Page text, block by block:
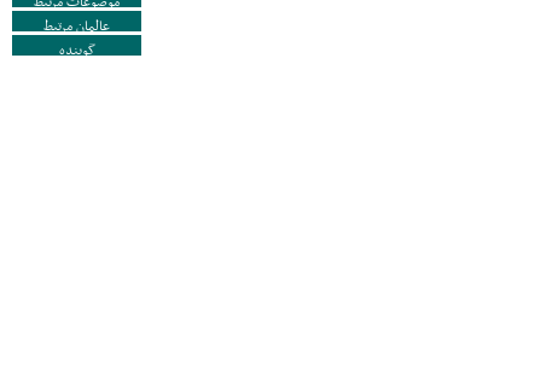
عالمان مرتبط
گوینده